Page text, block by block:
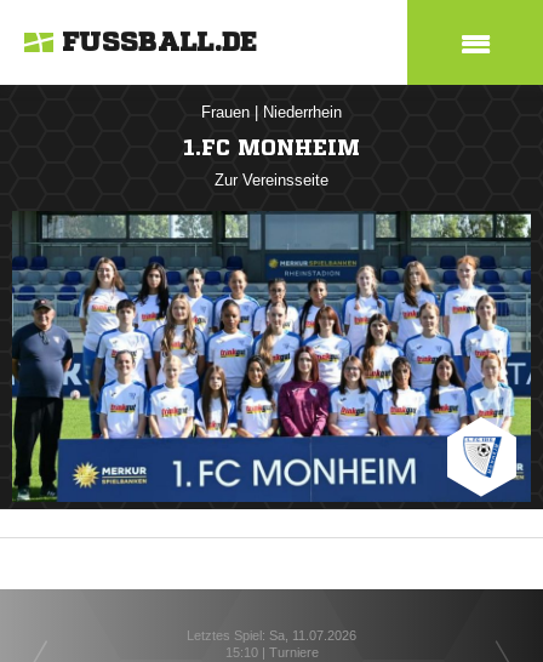
FUSSBALL.DE
Frauen Niederrhein
1.FC MONHEIM
Zur Vereinsseite
Letztes Spiel: Sa, 11.07.2026
15:10 | Turniere